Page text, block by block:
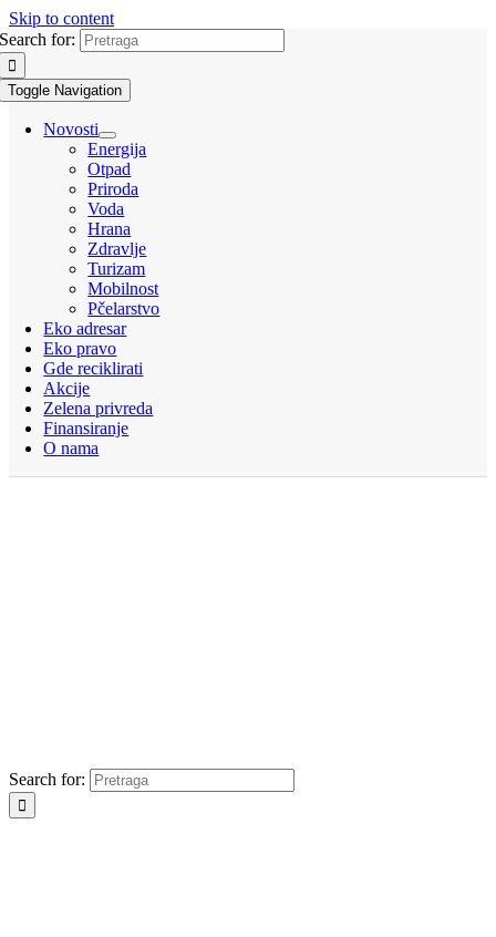
Skip to content
Search for:
Toggle Navigation
Novosti
Energija
Otpad
Priroda
Voda
Hrana
Zdravlje
Turizam
Mobilnost
Pčelarstvo
Eko adresar
Eko pravo
Gde reciklirati
Akcije
Zelena privreda
Finansiranje
O nama
Search for: